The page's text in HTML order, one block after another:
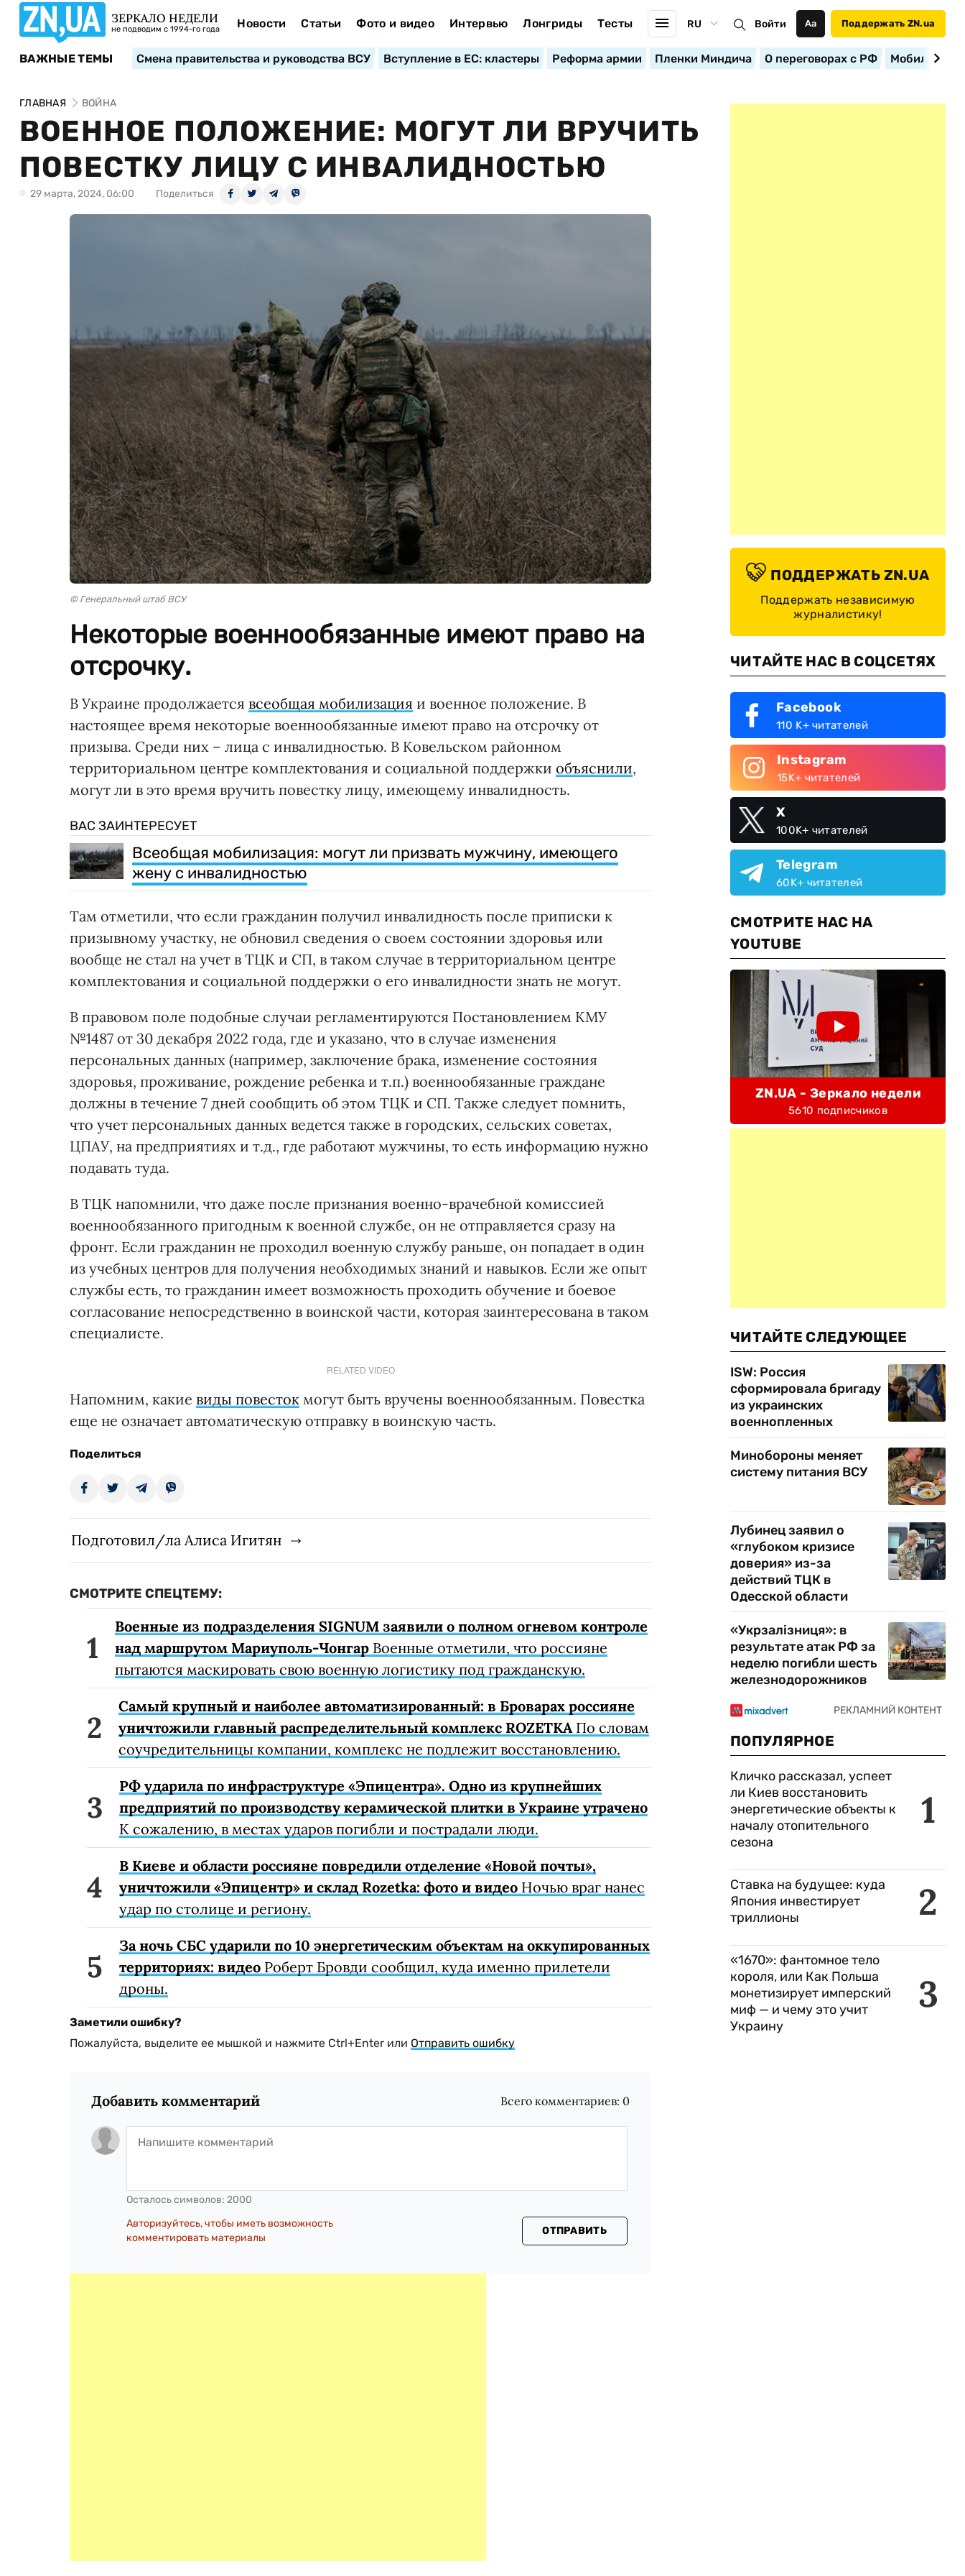
ЗЕРКАЛО НЕДЕЛИ
не подводим с 1994-го года Новости Статьи Фото и видео Интервью Лонгриды Тесты RU Войти Аа Поддержать ZN.ua
ВАЖНЫЕ ТЕМЫ Смена правительства и руководства ВСУ Вступление в ЕС: кластеры Реформа армии Пленки Миндича О переговорах с РФ
ГЛАВНАЯ ВОЙНА
ВОЕННОЕ ПОЛОЖЕНИЕ: МОГУТ ЛИ ВРУЧИТЬ
ПОВЕСТКУ ЛИЦУ С ИНВАЛИДНОСТЬЮ
29 марта, 2024, 06:00 Поделиться
© Генеральный штаб ВСУ
Некоторые военнообязанные имеют право на
отсрочку.
В Украине продолжается всеобщая мобилизация и военное положение. В
настоящее время некоторые военнообязанные имеют право на отсрочку от
призыва. Среди них – лица с инвалидностью. В Ковельском районном
территориальном центре комплектования и социальной поддержки объяснили,
могут ли в это время вручить повестку лицу, имеющему инвалидность.
ВАС ЗАИНТЕРЕСУЕТ
Всеобщая мобилизация: могут ли призвать мужчину, имеющего
жену с инвалидностью
Там отметили, что если гражданин получил инвалидность после приписки к
призывному участку, не обновил сведения о своем состоянии здоровья или
вообще не стал на учет в ТЦК и СП, в таком случае в территориальном центре
комплектования и социальной поддержки о его инвалидности знать не могут.
В правовом поле подобные случаи регламентируются Постановлением КМУ
№1487 от 30 декабря 2022 года, где и указано, что в случае изменения
персональных данных (например, заключение брака, изменение состояния
здоровья, проживание, рождение ребенка и т.п.) военнообязанные граждане
должны в течение 7 дней сообщить об этом ТЦК и СП. Также следует помнить,
что учет персональных данных ведется также в городских, сельских советах,
ЦПАУ, на предприятиях и т.д., где работают мужчины, то есть информацию нужно
подавать туда.
В ТЦК напомнили, что даже после признания военно-врачебной комиссией
военнообязанного пригодным к военной службе, он не отправляется сразу на
фронт. Если гражданин не проходил военную службу раньше, он попадает в один
из учебных центров для получения необходимых знаний и навыков. Если же опыт
службы есть, то гражданин имеет возможность проходить обучение и боевое
согласование непосредственно в воинской части, которая заинтересована в таком
специалисте.
RELATED VIDEO
Напомним, какие виды повесток могут быть вручены военнообязанным. Повестка
еще не означает автоматическую отправку в воинскую часть.
Поделиться
Подготовил/ла Алиса Игитян
СМОТРИТЕ СПЕЦТЕМУ:
Военные из подразделения SIGNUM заявили о полном огневом контроле
над маршрутом Мариуполь-Чонгар Военные отметили, что россияне
пытаются маскировать свою военную логистику под гражданскую.
Самый крупный и наиболее автоматизированный: в Броварах россияне
уничтожили главный распределительный комплекс ROZETKAПо словам
соучредительницы компании, комплекс не подлежит восстановлению.
РФ ударила по инфраструктуре «Эпицентра». Одно из крупнейших
предприятий по производству керамической плитки в Украине утрачено
К сожалению, в местах ударов погибли и пострадали люди.
В Киеве и области россияне повредили отделение «Новой почты»,
уничтожили «Эпицентр» и склад Rozetka: фото и видео Ночью враг нанес
удар по столице и региону.
За ночь СБС ударили по 10 энергетическим объектам на оккупированных
территориях: видео Роберт Бровди сообщил, куда именно прилетели
дроны.
Заметили ошибку?
Пожалуйста, выделите ее мышкой и нажмите Ctrl+Enter или Отправить ошибку
Добавить комментарий Всего комментариев: 0
Осталось символов: 2000
Авторизуйтесь, чтобы иметь возможность
комментировать материалы
ОТПРАВИТЬ
ПОДДЕРЖАТЬ ZN.UA
Поддержать независимую
журналистику!
ЧИТАЙТЕ НАС В СОЦСЕТЯХ
Facebook
110 K+ читателей
Instagram
15K+ читателей
X
100K+ читателей
Telegram
60K+ читателей
СМОТРИТЕ НАС НА
YOUTUBE
ZN.UA - Зеркало недели
5610 подписчиков
ЧИТАЙТЕ СЛЕДУЮЩЕЕ
ISW: Россия
сформировала бригаду
из украинских
военнопленных
Минобороны меняет
систему питания ВСУ
Лубинец заявил о
«глубоком кризисе
доверия» из-за
действий ТЦК в
Одесской области
«Укрзалізниця»: в
результате атак РФ за
неделю погибли шесть
железнодорожников
ПОПУЛЯРНОЕ
1
Кличко рассказал, успеет
ли Киев восстановить
энергетические объекты к
началу отопительного
сезона
2
Ставка на будущее: куда
Япония инвестирует
триллионы
3
«1670»: фантомное тело
короля, или Как Польша
монетизирует имперский
миф — и чему это учит
Украину